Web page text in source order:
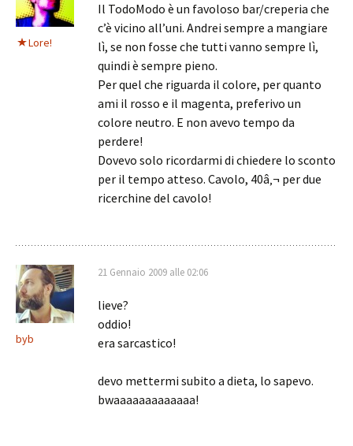
Lore!
Il TodoModo è un favoloso bar/creperia che
c’è vicino all’uni. Andrei sempre a mangiare
lì, se non fosse che tutti vanno sempre lì,
quindi è sempre pieno.
Per quel che riguarda il colore, per quanto
ami il rosso e il magenta, preferivo un
colore neutro. E non avevo tempo da
perdere!
Dovevo solo ricordarmi di chiedere lo sconto
per il tempo atteso. Cavolo, 40â‚¬ per due
ricerchine del cavolo!
byb
21 Gennaio 2009 alle 02:06
lieve?
oddio!
era sarcastico!
devo mettermi subito a dieta, lo sapevo.
bwaaaaaaaaaaaaa!